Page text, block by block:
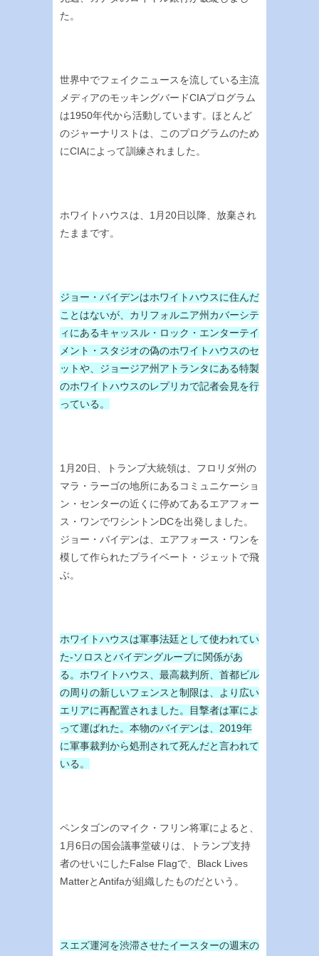
た。
世界中でフェイクニュースを流している主流
メディアのモッキングバードCIAプログラム
は1950年代から活動しています。ほとんど
のジャーナリストは、このプログラムのため
にCIAによって訓練されました。
ホワイトハウスは、1月20日以降、放棄され
たままです。
ジョー・バイデンはホワイトハウスに住んだ
ことはないが、カリフォルニア州カバーシテ
ィにあるキャッスル・ロック・エンターテイ
メント・スタジオの偽のホワイトハウスのセ
ットや、ジョージア州アトランタにある特製
のホワイトハウスのレプリカで記者会見を行
っている。
1月20日、トランプ大統領は、フロリダ州の
マラ・ラーゴの地所にあるコミュニケーショ
ン・センターの近くに停めてあるエアフォー
ス・ワンでワシントンDCを出発しました。
ジョー・バイデンは、エアフォース・ワンを
模して作られたプライベート・ジェットで飛
ぶ。
ホワイトハウスは軍事法廷として使われてい
た-ソロスとバイデングループに関係があ
る。ホワイトハウス、最高裁判所、首都ビル
の周りの新しいフェンスと制限は、より広い
エリアに再配置されました。目撃者は軍によ
って運ばれた。本物のバイデンは、2019年
に軍事裁判から処刑されて死んだと言われて
いる。
ペンタゴンのマイク・フリン将軍によると、
1月6日の国会議事堂破りは、トランプ支持
者のせいにしたFalse Flagで、Black Lives
MatterとAntifaが組織したものだという。
スエズ運河を渋滞させたイースターの週末の